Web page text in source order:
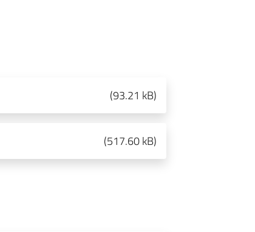
(93.21 kB)
(517.60 kB)